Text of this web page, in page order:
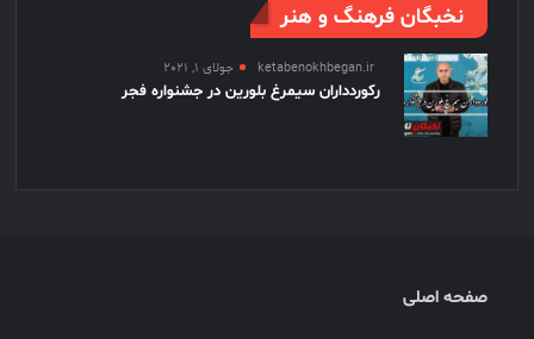
نخبگان فرهنگ و هنر
ketabenokhbegan.ir جولای 1, 2021
رکوردداران سیمرغ بلورین در جشنواره فجر
صفحه اصلی